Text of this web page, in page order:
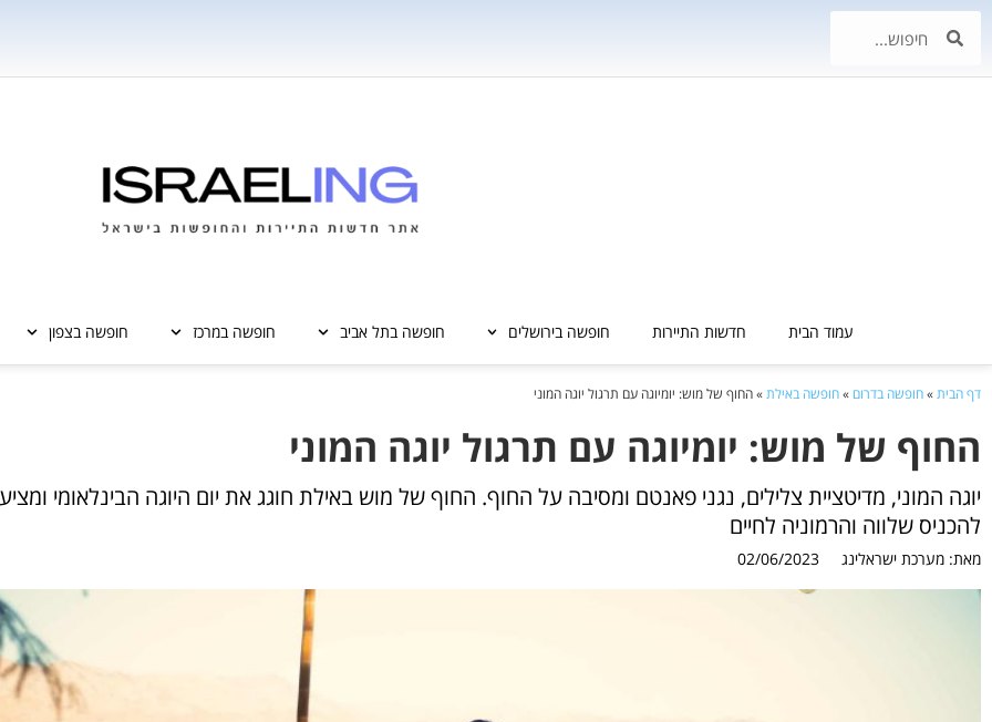
עמוד הבית חדשות התיירות חופשה בירושלים חופשה בתל אביב חופשה במרכז חופשה בצפון
דף הבית»חופשה בדרום »חופשה באילת»החוף של מוש: יומיוגה עם תרגול יוגה המוני
החוף של מוש: יומיוגה עם תרגול יוגה המוני
יוגה המוני, מדיטציית צלילים, נגני פאנטם ומסיבה על החוף. החוף של מוש באילת חוגג את יום היוגה הבינלאומי ומציע
להכניס שלווה והרמוניה לחיים
מאת: מערכת ישראלינג 02/06/2023